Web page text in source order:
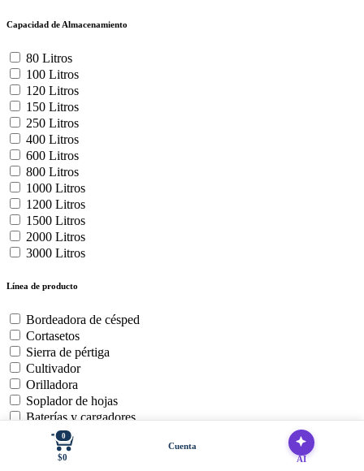
Capacidad de Almacenamiento
80 Litros
100 Litros
120 Litros
150 Litros
250 Litros
400 Litros
600 Litros
800 Litros
1000 Litros
1200 Litros
1500 Litros
2000 Litros
3000 Litros
Línea de producto
Bordeadora de césped
Cortasetos
Sierra de pértiga
Cultivador
Orilladora
Soplador de hojas
Baterías y cargadores
Cortadora de Cesped Zero
Motosierra
0
$0
Cuenta
AI